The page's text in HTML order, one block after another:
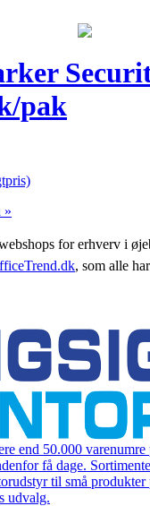
pak
»
for erhverv i
, som alle
end 50.000 varenumre
få dage.
til små
udvalg.